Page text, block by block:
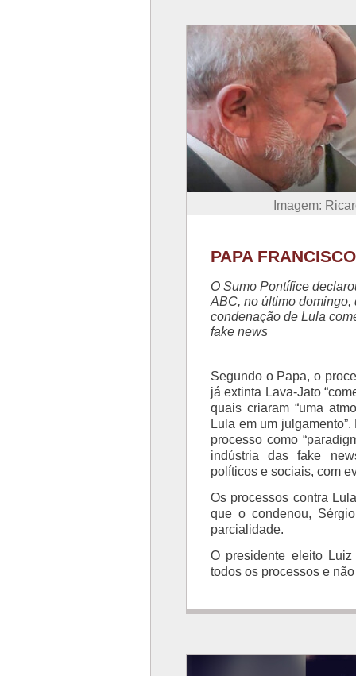
Imagem:
PAPA
O Sumo Pontífice
ABC, no último
condenação de Lula
fake news
Segundo o Papa, o
já extinta Lava-Jato
quais criaram “uma
Lula em um
processo como
indústria das fake
políticos e sociais, com
Os processos contra
que o condenou,
parcialidade.
O presidente eleito
todos os processos e